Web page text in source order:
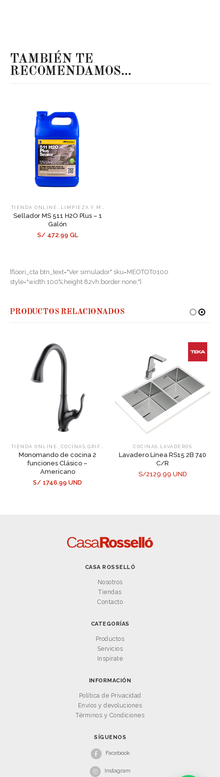
TAMBIÉN TE
RECOMENDAMOS…
.TIENDA ONLINE. LIMPIEZA Y MANTENIMIENTO
Sellador MS 511 H2O Plus – 1
Galón
S/ 472.99 GL
[floori_cta btn_text="Ver simulador" sku=MEOTOT0100
style="width:100%;height:82vh;border:none;"]
PRODUCTOS RELACIONADOS
.TIENDA ONLINE. COCINAS GRIFERÍA PARA COCINAS
Monomando de cocina 2
funciones Clásico –
Americano
S/ 1746.99 UND
COCINAS LAVADEROS
Lavadero Línea RS15 2B 740
C/R
S/2129.99 UND
CASA ROSSELLÓ
Nosotros
Tiendas
Contacto
CATEGORÍAS
Productos
Servicios
Inspírate
INFORMACIÓN
Política de Privacidad
Envíos y devoluciones
Términos y Condiciones
SÍGUENOS
Facebook
Instagram